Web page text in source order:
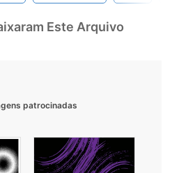
Este Arquivo
patrocinadas